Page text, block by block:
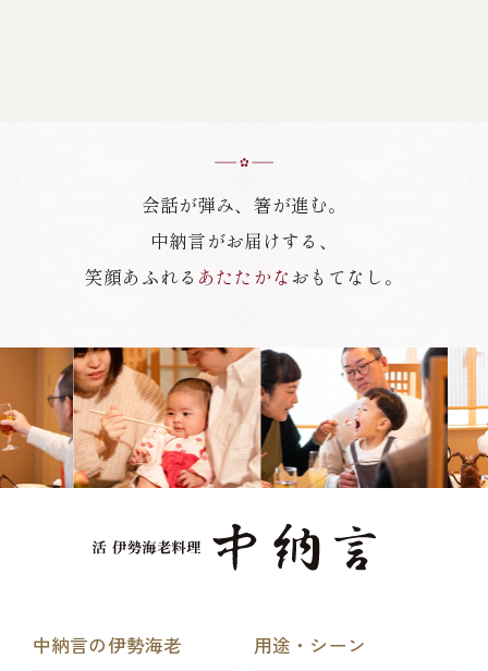
会話が弾み、箸が進む。
中納言がお届けする、
笑顔あふれる あたたかな おもてなし。
中納言の伊勢海老 用途・シーン